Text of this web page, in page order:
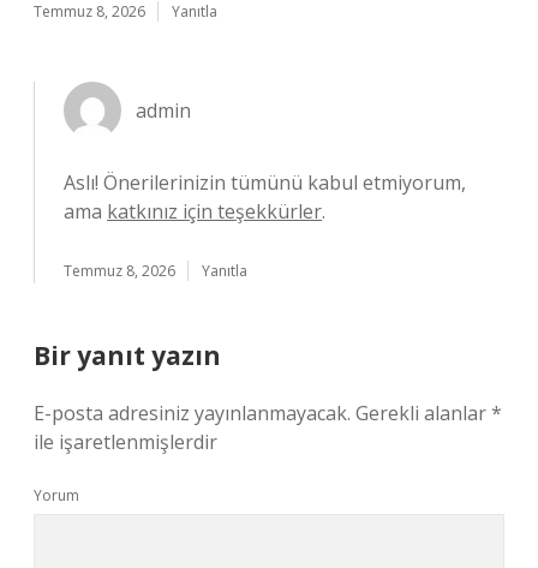
Temmuz 8, 2026 Yanıtla
admin
Aslı! Önerilerinizin tümünü kabul etmiyorum,
ama katkınız için teşekkürler.
Temmuz 8, 2026 Yanıtla
Bir yanıt yazın
E-posta adresiniz yayınlanmayacak. Gerekli alanlar*
ile işaretlenmişlerdir
Yorum